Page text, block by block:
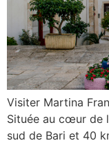
Visiter Martina
Située au cœur de
sud de Bari et 40